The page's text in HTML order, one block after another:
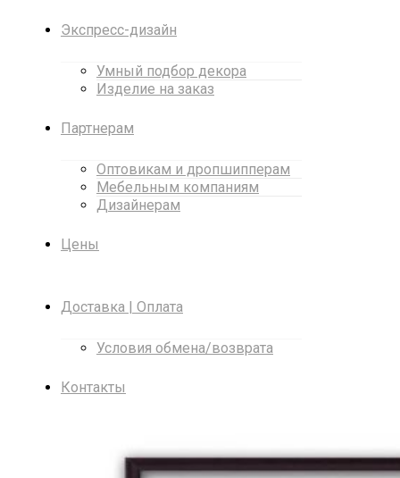
Экспресс-дизайн
Умный подбор декора
Изделие на заказ
Партнерам
Оптовикам и дропшипперам
Мебельным компаниям
Дизайнерам
Цены
Доставка | Оплата
Условия обмена/возврата
Контакты